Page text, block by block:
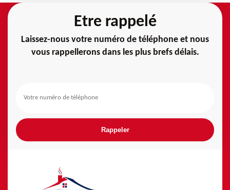
Etre rappelé
Laissez-nous votre numéro de téléphone et nous
vous rappellerons dans les plus brefs délais.